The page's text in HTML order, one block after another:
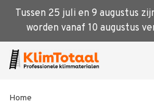
Tussen 25 juli en 9 augustus
worden vanaf 10 augustus
Home